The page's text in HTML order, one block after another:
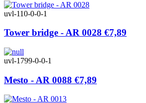
uvl-110-0-0-1
Tower bridge - AR 0028 €7,89
uvl-1799-0-0-1
Mesto - AR 0088 €7,89